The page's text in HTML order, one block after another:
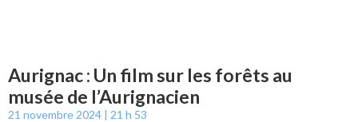
Aurignac : Un film sur les forêts au
musée de l’Aurignacien
21 novembre 2024 21 h 53